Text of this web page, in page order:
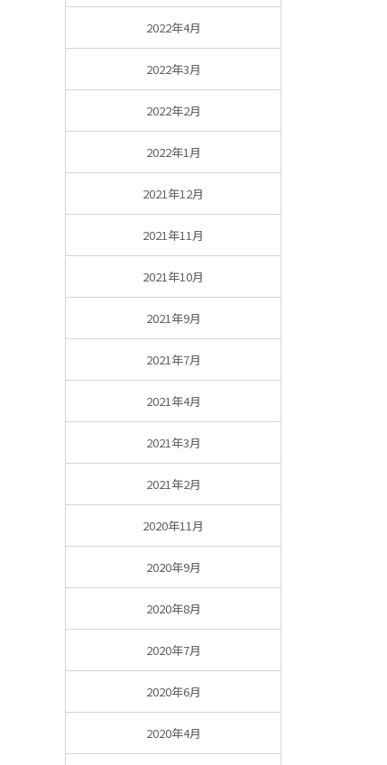
2022年4月
2022年3月
2022年2月
2022年1月
2021年12月
2021年11月
2021年10月
2021年9月
2021年7月
2021年4月
2021年3月
2021年2月
2020年11月
2020年9月
2020年8月
2020年7月
2020年6月
2020年4月